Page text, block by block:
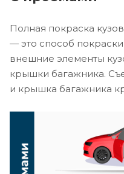
Полная покраска
— это способ
внешние элементы
крышки багажника.
и крышка багажника